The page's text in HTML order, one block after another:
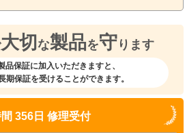
大切 な製品を守 ります
品保証に加入いただきますと、
期保証を受けることができます。
356日 修理受付